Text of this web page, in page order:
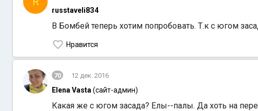
russtaveli8З4
В Бомбей теперь хотим попробовать. Т.к с югом
Нравится
70 12 дек. 2016
Elena Vasta (сайт-админ)
Какая же с югом засада? Елы--палы. Да хоть на